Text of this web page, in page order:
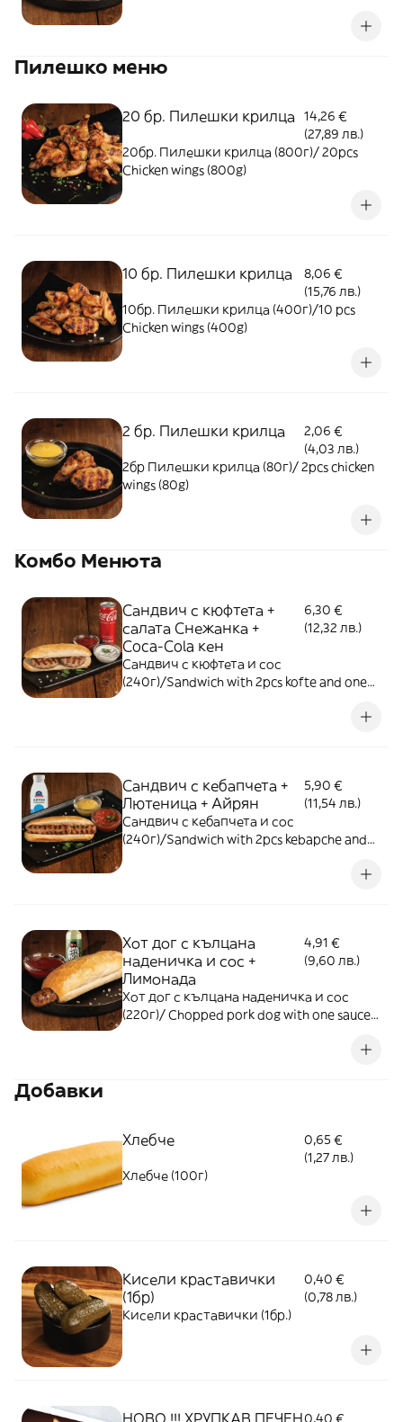
Пилешко меню
20 бр. Пилешки крилца 14,26 €
(27,89 лв.)
20бр. Пилешки крилца (800г)/ 20pcs
Chicken wings (800g)
10 бр. Пилешки крилца
8,06 €
(15,76 лв.)
10бр. Пилешки крилца (400г)/10 pcs
Chicken wings (400g)
2 бр. Пилешки крилца
2,06 €
(4,03 лв.)
2бр Пилешки крилца (80г)/ 2pcs chicken
wings (80g)
Комбо Менюта
Сандвич с кюфтета +
салата Снежанка +
Coca-Cola кен
6,30 €
(12,32 лв.)
Сандвич с кюфтета и сос
(240г)/Sandwich with 2pcs kofte and one
Сандвич с кебапчета +
Лютеница + Айрян
5,90 €
(11,54 лв.)
Сандвич с кебапчета и сос
(240г)/Sandwich with 2pcs kebapche and
Хот дог с кълцана
наденичка и сос +
Лимонада
4,91 €
(9,60 лв.)
Хот дог с кълцана наденичка и сос
(220г)/ Chopped pork dog with one sauce
Добавки
Хлебче
0,65 €
(1,27 лв.)
Хлебче (100г)
Кисели краставички
(1бр)
0,40 €
(0,78 лв.)
Кисели краставички (1бр.)
НОВО !!! ХРУПКАВ ПЕЧЕН0,40 €